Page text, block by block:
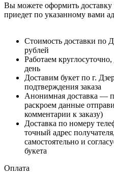
Вы можете оформить доставку
приедет по указанному вами
Стоимость доставки по
рублей
Работаем
день
Доставим букет по г.
подтверждения заказа
Анонимная доставка —
раскроем данные
комментарии к заказу)
Доставка по номеру
точный адрес
самостоятельно и
букета
Оплата